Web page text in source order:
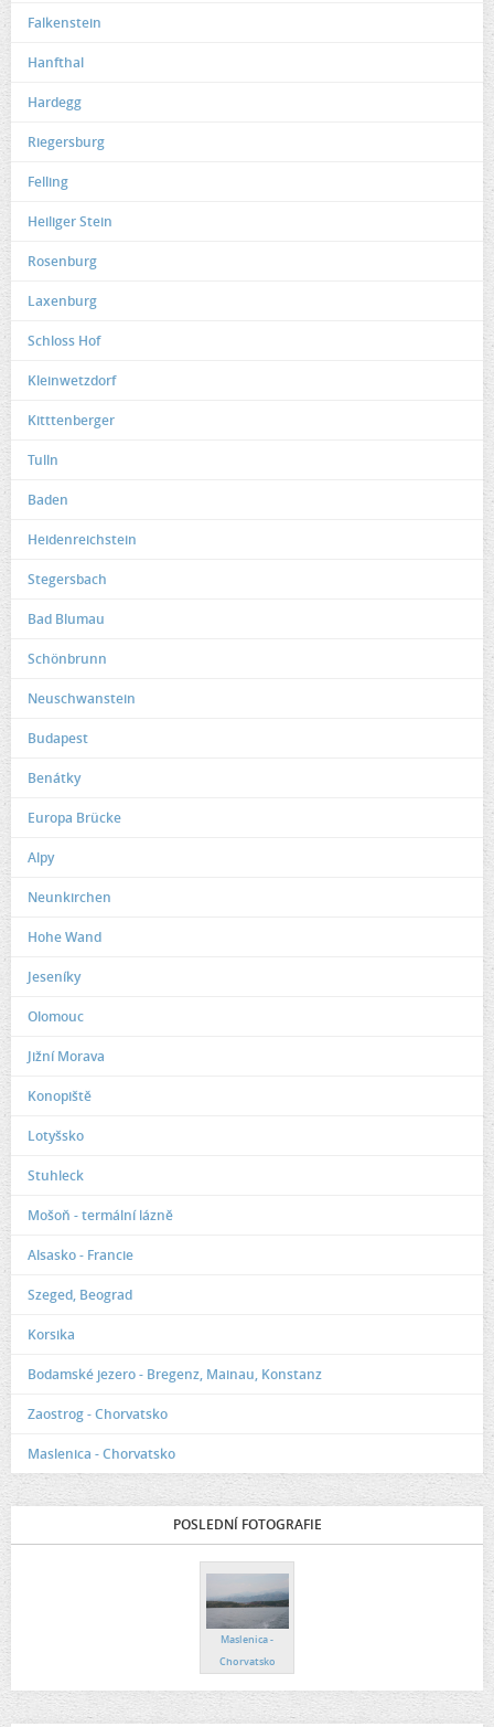
Falkenstein
Hanfthal
Hardegg
Riegersburg
Felling
Heiliger Stein
Rosenburg
Laxenburg
Schloss Hof
Kleinwetzdorf
Kitttenberger
Tulln
Baden
Heidenreichstein
Stegersbach
Bad Blumau
Schönbrunn
Neuschwanstein
Budapest
Benátky
Europa Brücke
Alpy
Neunkirchen
Hohe Wand
Jeseníky
Olomouc
Jižní Morava
Konopiště
Lotyšsko
Stuhleck
Mošoň - termální lázně
Alsasko - Francie
Szeged, Beograd
Korsika
Bodamské jezero - Bregenz, Mainau, Konstanz
Zaostrog - Chorvatsko
Maslenica - Chorvatsko
POSLEDNÍ FOTOGRAFIE
Maslenica -
Chorvatsko